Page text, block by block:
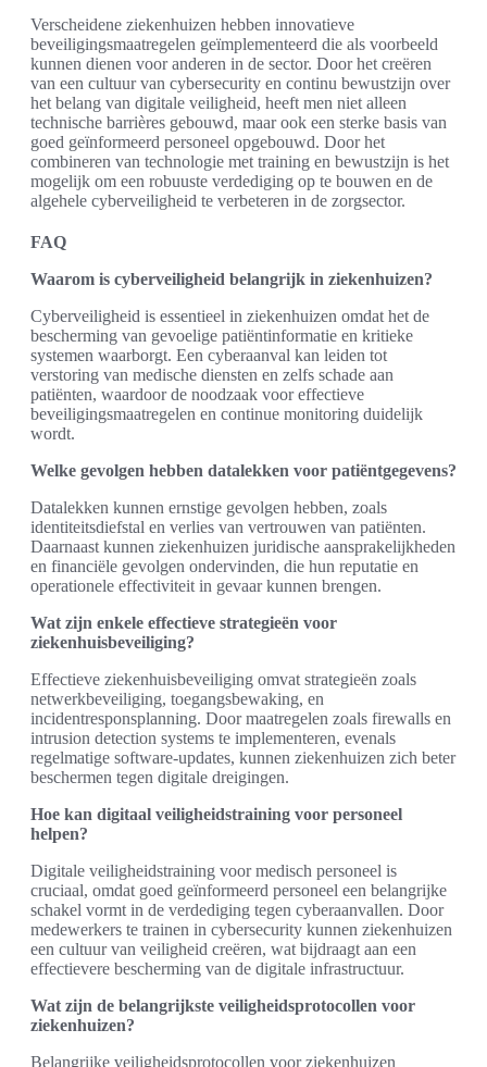
Verscheidene ziekenhuizen hebben innovatieve
beveiligingsmaatregelen geïmplementeerd die als voorbeeld
kunnen dienen voor anderen in de sector. Door het creëren
van een cultuur van cybersecurity en continu bewustzijn over
het belang van digitale veiligheid, heeft men niet alleen
technische barrières gebouwd, maar ook een sterke basis van
goed geïnformeerd personeel opgebouwd. Door het
combineren van technologie met training en bewustzijn is het
mogelijk om een robuuste verdediging op te bouwen en de
algehele cyberveiligheid te verbeteren in de zorgsector.
FAQ
Waarom is cyberveiligheid belangrijk in ziekenhuizen?
Cyberveiligheid is essentieel in ziekenhuizen omdat het de
bescherming van gevoelige patiëntinformatie en kritieke
systemen waarborgt. Een cyberaanval kan leiden tot
verstoring van medische diensten en zelfs schade aan
patiënten, waardoor de noodzaak voor effectieve
beveiligingsmaatregelen en continue monitoring duidelijk
wordt.
Welke gevolgen hebben datalekken voor patiëntgegevens?
Datalekken kunnen ernstige gevolgen hebben, zoals
identiteitsdiefstal en verlies van vertrouwen van patiënten.
Daarnaast kunnen ziekenhuizen juridische aansprakelijkheden
en financiële gevolgen ondervinden, die hun reputatie en
operationele effectiviteit in gevaar kunnen brengen.
Wat zijn enkele effectieve strategieën voor
ziekenhuisbeveiliging?
Effectieve ziekenhuisbeveiliging omvat strategieën zoals
netwerkbeveiliging, toegangsbewaking, en
incidentresponsplanning. Door maatregelen zoals firewalls en
intrusion detection systems te implementeren, evenals
regelmatige software-updates, kunnen ziekenhuizen zich beter
beschermen tegen digitale dreigingen.
Hoe kan digitaal veiligheidstraining voor personeel
helpen?
Digitale veiligheidstraining voor medisch personeel is
cruciaal, omdat goed geïnformeerd personeel een belangrijke
schakel vormt in de verdediging tegen cyberaanvallen. Door
medewerkers te trainen in cybersecurity kunnen ziekenhuizen
een cultuur van veiligheid creëren, wat bijdraagt aan een
effectievere bescherming van de digitale infrastructuur.
Wat zijn de belangrijkste veiligheidsprotocollen voor
ziekenhuizen?
Belangrijke veiligheidsprotocollen voor ziekenhuizen